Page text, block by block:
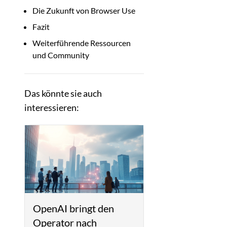
Die Zukunft von Browser Use
Fazit
Weiterführende Ressourcen
und Community
Das könnte sie auch
interessieren:
OpenAI bringt den
Operator nach